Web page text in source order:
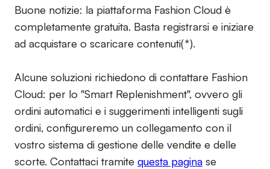
Buone notizie: la piattaforma Fashion Cloud è
completamente gratuita. Basta registrarsi e iniziare
ad acquistare o scaricare contenuti(*).
Alcune soluzioni richiedono di contattare Fashion
Cloud: per lo "Smart Replenishment", ovvero gli
ordini automatici e i suggerimenti intelligenti sugli
ordini, configureremo un collegamento con il
vostro sistema di gestione delle vendite e delle
scorte. Contattaci tramite questa pagina se